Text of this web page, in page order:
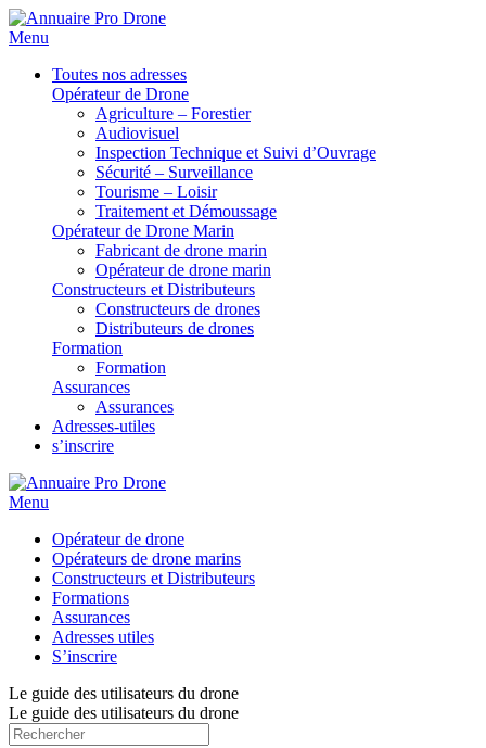
Menu
Toutes nos adresses
Opérateur de Drone
Agriculture – Forestier
Audiovisuel
Inspection Technique et Suivi d’Ouvrage
Sécurité – Surveillance
Tourisme – Loisir
Traitement et Démoussage
Opérateur de Drone Marin
Fabricant de drone marin
Opérateur de drone marin
Constructeurs et Distributeurs
Constructeurs de drones
Distributeurs de drones
Formation
Formation
Assurances
Assurances
Adresses-utiles
s’inscrire
Menu
Opérateur de drone
Opérateurs de drone marins
Constructeurs et Distributeurs
Formations
Assurances
Adresses utiles
S’inscrire
Le guide des utilisateurs du drone
Le guide des utilisateurs du drone